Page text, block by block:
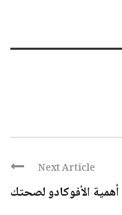
Next Article
أهمية الأفوكادو لصحتك